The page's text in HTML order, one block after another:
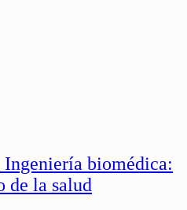
biomédica:
de la salud